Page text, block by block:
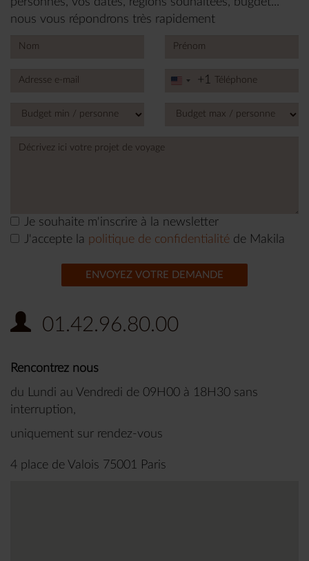
nous vous répondrons très rapidement
United
+1
+1
Je souhaite m'inscrire à la newsletter
J'accepte la politique de confidentialité de Makila
ENVOYEZ VOTRE DEMANDE
01.42.96.80.00
Rencontrez nous
du Lundi au Vendredi de 09H00 à 18H30 sans
interruption,
uniquement sur rendez-vous
4 place de Valois 75001 Paris